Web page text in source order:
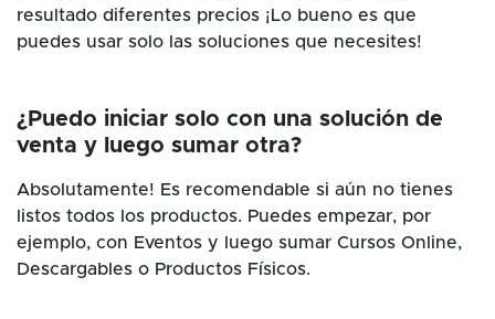
resultado diferentes precios ¡Lo bueno es que
puedes usar solo las soluciones que necesites!
¿Puedo iniciar solo con una solución de
venta y luego sumar otra?
Absolutamente! Es recomendable si aún no tienes
listos todos los productos. Puedes empezar, por
ejemplo, con Eventos y luego sumar Cursos Online,
Descargables o Productos Físicos.